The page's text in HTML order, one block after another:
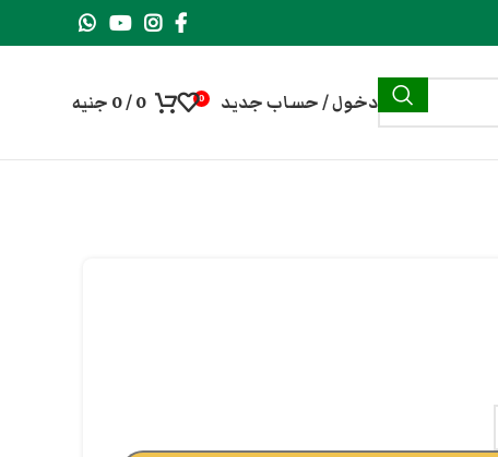
دخول / حساب جديد 0
0
/
0 جنيه